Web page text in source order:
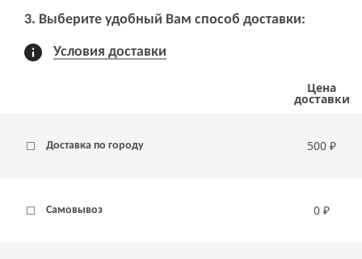
3. Выберите удобный Вам способ доставки:
Условия доставки
Цена
доставки
Доставка по городу 500 ₽
Самовывоз 0 ₽